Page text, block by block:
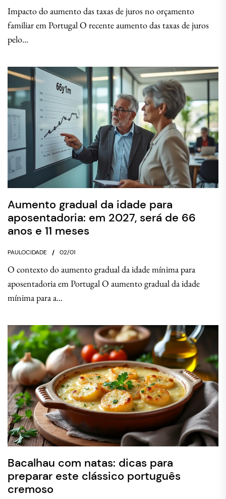
Impacto do aumento das taxas de juros no orçamento
familiar em Portugal O recente aumento das taxas de juros
pelo...
Aumento gradual da idade para
aposentadoria: em 2027, será de 66
anos e 11 meses
PAULOCIDADE 02/01
O contexto do aumento gradual da idade mínima para
aposentadoria em Portugal O aumento gradual da idade
mínima para a...
Bacalhau com natas: dicas para
preparar este clássico português
cremoso